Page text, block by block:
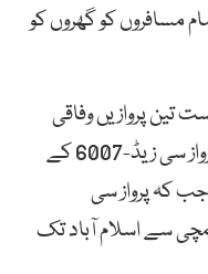
مسافروں کو گھروں کو
تین پروازیں وفاقی
دارالحکومت اسلام آباد پہنچی ہیں۔ پرواز سی زیڈ-6007 کے
جب کہ پرواز سی
82 افراد نے آرمچی سے اسلام آباد تک